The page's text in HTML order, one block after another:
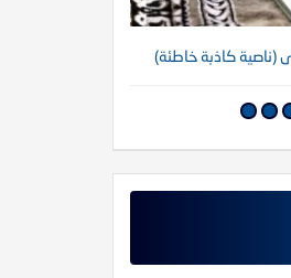
(ناصية كاذبة خاطئة)